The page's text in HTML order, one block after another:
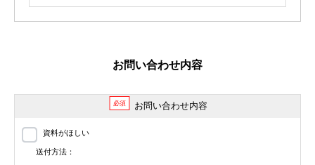
お問い合わせ内容
必須 お問い合わせ内容
資料がほしい
送付方法：